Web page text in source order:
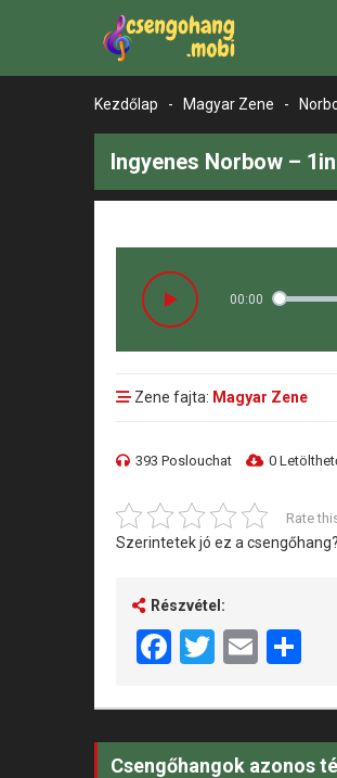
Kezdőlap - Magyar Zene -
Ingyenes Norbow –
00:00
Zene fajta: Magyar Zene
393 Poslouchat 0
Rate
Szerintetek jó ez a csengőhang?
Részvétel:
Facebook
Twitter
Email
Csengőhangok azonos